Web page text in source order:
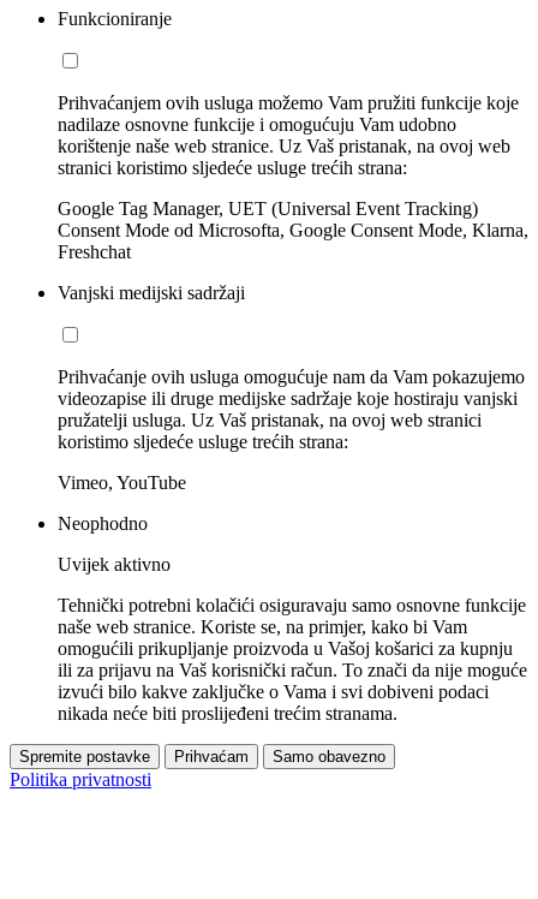
Funkcioniranje
Prihvaćanjem ovih usluga možemo Vam pružiti funkcije koje
nadilaze osnovne funkcije i omogućuju Vam udobno
korištenje naše web stranice. Uz Vaš pristanak, na ovoj web
stranici koristimo sljedeće usluge trećih strana:
Google Tag Manager, UET (Universal Event Tracking)
Consent Mode od Microsofta, Google Consent Mode, Klarna,
Freshchat
Vanjski medijski sadržaji
Prihvaćanje ovih usluga omogućuje nam da Vam pokazujemo
videozapise ili druge medijske sadržaje koje hostiraju vanjski
pružatelji usluga. Uz Vaš pristanak, na ovoj web stranici
koristimo sljedeće usluge trećih strana:
Vimeo, YouTube
Neophodno
Uvijek aktivno
Tehnički potrebni kolačići osiguravaju samo osnovne funkcije
naše web stranice. Koriste se, na primjer, kako bi Vam
omogućili prikupljanje proizvoda u Vašoj košarici za kupnju
ili za prijavu na Vaš korisnički račun. To znači da nije moguće
izvući bilo kakve zaključke o Vama i svi dobiveni podaci
nikada neće biti proslijeđeni trećim stranama.
Spremite postavke Prihvaćam Samo obavezno
Politika privatnosti